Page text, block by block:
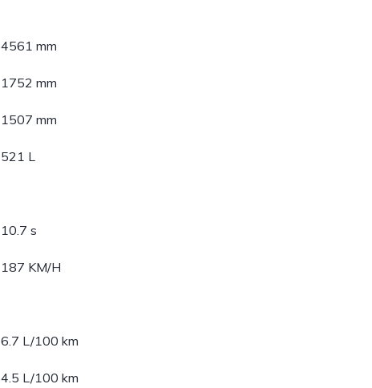
4561 mm
1752 mm
1507 mm
521 L
10.7 s
187 KM/H
6.7 L/100 km
4.5 L/100 km